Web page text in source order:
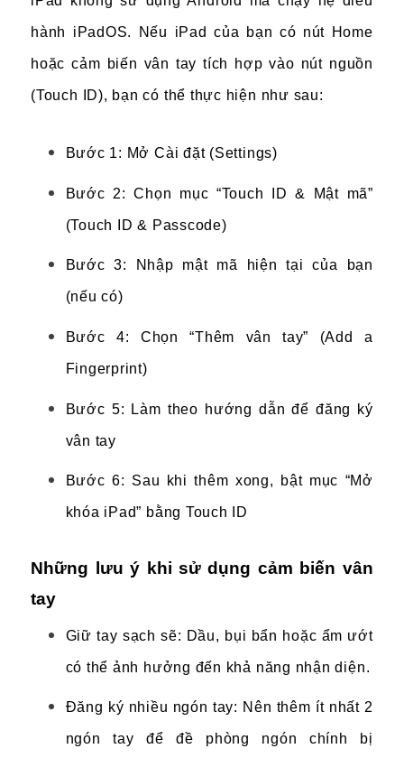
hành iPadOS. Nếu iPad của bạn có nút Home
hoặc cảm biến vân tay tích hợp vào nút nguồn
(Touch ID), bạn có thể thực hiện như sau:
Bước 1: Mở Cài đặt (Settings)
Bước 2: Chọn mục “Touch ID & Mật mã”
(Touch ID & Passcode)
Bước 3: Nhập mật mã hiện tại của bạn
(nếu có)
Bước 4: Chọn “Thêm vân tay” (Add a
Fingerprint)
Bước 5: Làm theo hướng dẫn để đăng ký
vân tay
Bước 6: Sau khi thêm xong, bật mục “Mở
khóa iPad” bằng Touch ID
Những lưu ý khi sử dụng cảm biến vân
tay
Giữ tay sạch sẽ: Dầu, bụi bẩn hoặc ẩm ướt
có thể ảnh hưởng đến khả năng nhận diện.
Đăng ký nhiều ngón tay: Nên thêm ít nhất 2
ngón tay để đề phòng ngón chính bị